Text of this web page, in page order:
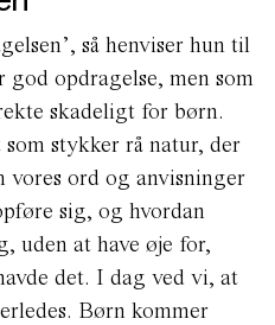
så henviser hun til
opdragelse, men som
skadeligt for børn.
stykker rå natur, der
vores ord og anvisninger
sig, og hvordan
uden at have øje for,
det. I dag ved vi, at
Børn kommer